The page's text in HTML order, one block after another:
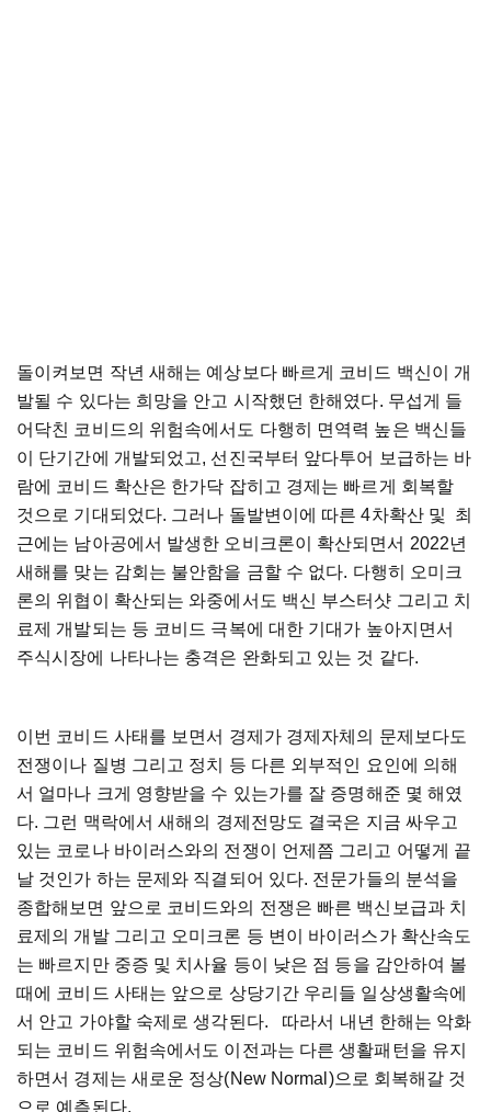
돌이켜보면 작년 새해는 예상보다 빠르게 코비드 백신이 개
발될 수 있다는 희망을 안고 시작했던 한해였다. 무섭게 들
어닥친 코비드의 위험속에서도 다행히 면역력 높은 백신들
이 단기간에 개발되었고, 선진국부터 앞다투어 보급하는 바
람에 코비드 확산은 한가닥 잡히고 경제는 빠르게 회복할
것으로 기대되었다. 그러나 돌발변이에 따른 4차확산 및 최
근에는 남아공에서 발생한 오비크론이 확산되면서 2022년
새해를 맞는 감회는 불안함을 금할 수 없다. 다행히 오미크
론의 위협이 확산되는 와중에서도 백신 부스터샷 그리고 치
료제 개발되는 등 코비드 극복에 대한 기대가 높아지면서
주식시장에 나타나는 충격은 완화되고 있는 것 같다.
이번 코비드 사태를 보면서 경제가 경제자체의 문제보다도
전쟁이나 질병 그리고 정치 등 다른 외부적인 요인에 의해
서 얼마나 크게 영향받을 수 있는가를 잘 증명해준 몇 해였
다. 그런 맥락에서 새해의 경제전망도 결국은 지금 싸우고
있는 코로나 바이러스와의 전쟁이 언제쯤 그리고 어떻게 끝
날 것인가 하는 문제와 직결되어 있다. 전문가들의 분석을
종합해보면 앞으로 코비드와의 전쟁은 빠른 백신보급과 치
료제의 개발 그리고 오미크론 등 변이 바이러스가 확산속도
는 빠르지만 중증 및 치사율 등이 낮은 점 등을 감안하여 볼
때에 코비드 사태는 앞으로 상당기간 우리들 일상생활속에
서 안고 가야할 숙제로 생각된다. 따라서 내년 한해는 악화
되는 코비드 위험속에서도 이전과는 다른 생활패턴을 유지
하면서 경제는 새로운 정상(New Normal)으로 회복해갈 것
으로 예측된다.